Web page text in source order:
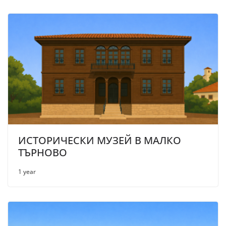
ИСТОРИЧЕСКИ МУЗЕЙ В МАЛКО
ТЪРНОВО
1 year